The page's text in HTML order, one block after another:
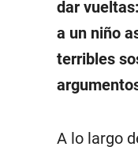
dar
a un niño
terribles
A lo largo